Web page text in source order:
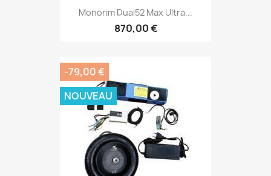
Monorim Dual52 Max Ultra...
870,00 €
-79,00 €
NOUVEAU